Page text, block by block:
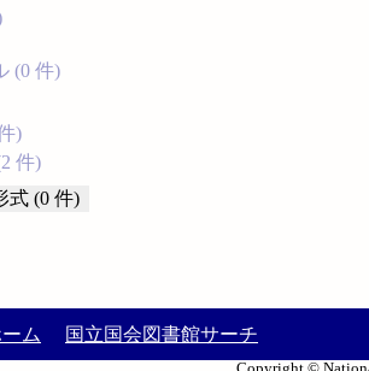
(0 件)
)
件)
式 (0 件)
ム 国立国会図書館サーチ